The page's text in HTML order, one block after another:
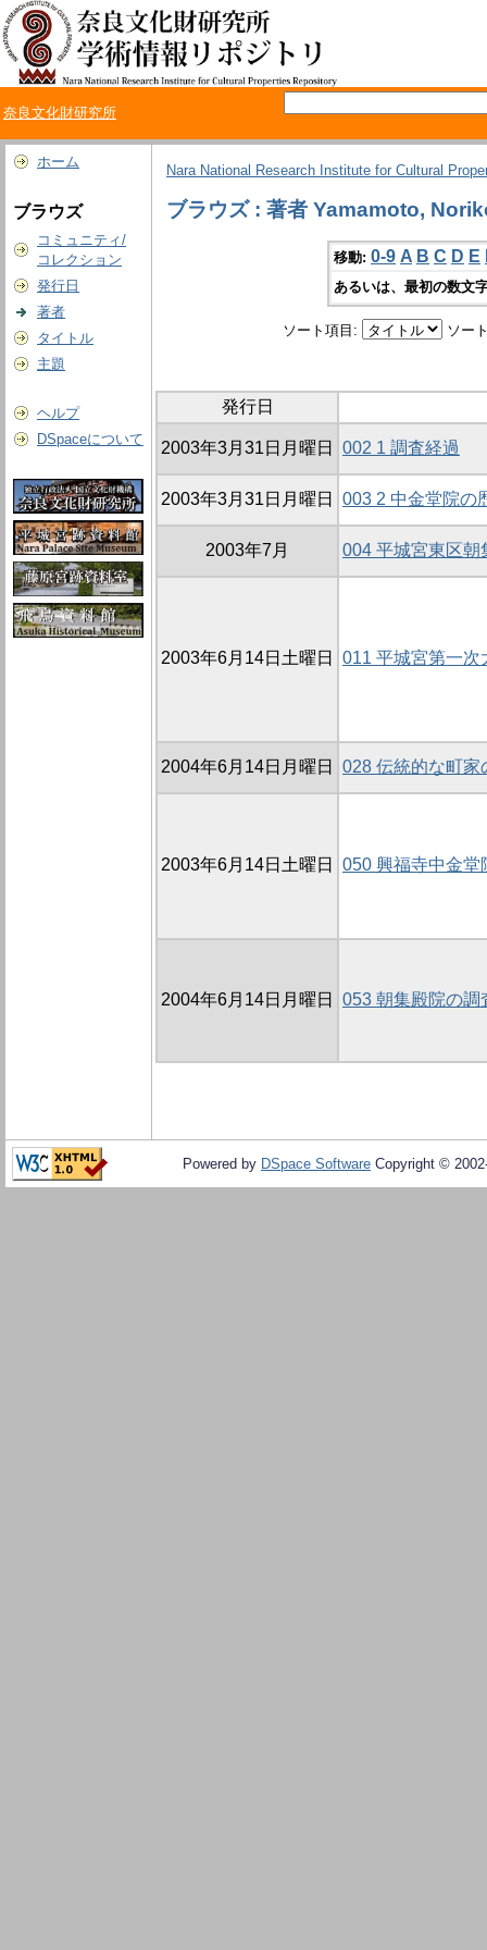
奈良文化財研究所
ホーム
ブラウズ
コミュニティ/
コレクション
発行日
著者
タイトル
主題
ヘルプ
DSpaceについて
Nara National Research Institute for Cultural
ブラウズ : 著者 Yamamoto,
移動: 0-9 A B C D E
あるいは、最初の数文
ソート項目: ソー
発行日
2003年3月31日月曜日 002 1 調査経過
2003年3月31日月曜日 003 2 中金堂院の
2003年7月 004 平城宮東区朝
2003年6月14日土曜日 011 平城宮第一次
2004年6月14日月曜日 028 伝統的な町
2003年6月14日土曜日 050 興福寺中金堂
2004年6月14日月曜日 053 朝集殿院の調
Powered by DSpace Software Copyright ©